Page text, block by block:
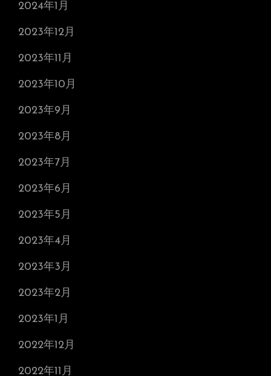
2024年1月
2023年12月
2023年11月
2023年10月
2023年9月
2023年8月
2023年7月
2023年6月
2023年5月
2023年4月
2023年3月
2023年2月
2023年1月
2022年12月
2022年11月